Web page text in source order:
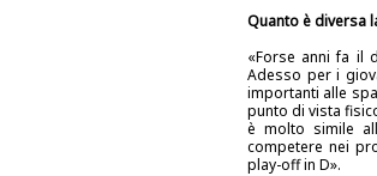
Quanto è diversa
«Forse anni fa il
Adesso per i
importanti alle
punto di vista
è molto simile
competere nei
play-off in D».